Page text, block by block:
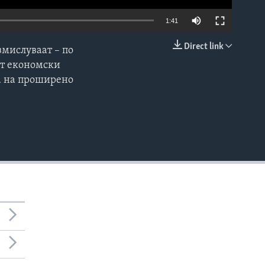
1:41
Direct link
– по
економски
на проширено